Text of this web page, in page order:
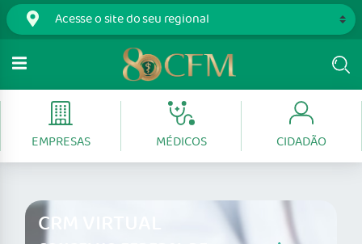
EMPRESAS MÉDICOS CIDADÃO
CRM VIRTUAL